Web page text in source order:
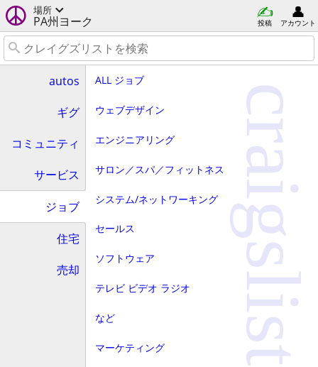
場所
PA州ヨーク 投稿 アカウント
autos
ギグ
コミュニティ
サービス
ジョブ
住宅
売却
ALL ジョブ
ウェブデザイン
エンジニアリング
サロン／スパ／フィットネス
システム/ネットワーキング
セールス
ソフトウェア
テレビ ビデオ ラジオ
など
マーケティング craigslist